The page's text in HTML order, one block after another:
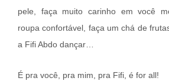
pele, faça muito carinho em você
roupa confortável, faça um chá de
a Fifi Abdo dançar…
É pra você, pra mim, pra Fifi, é for all!